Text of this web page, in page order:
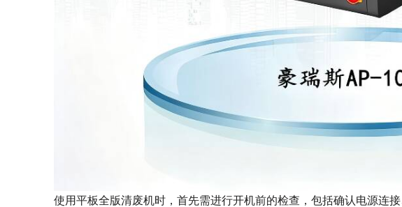
使用平板全版清废机时，首先需进行开机前的检查，包括确认电源连